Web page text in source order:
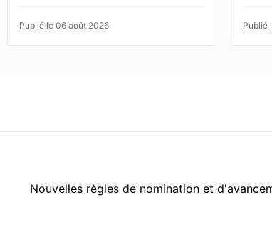
Publié le 06 août 2026 Publié
Nouvelles règles de nomination et